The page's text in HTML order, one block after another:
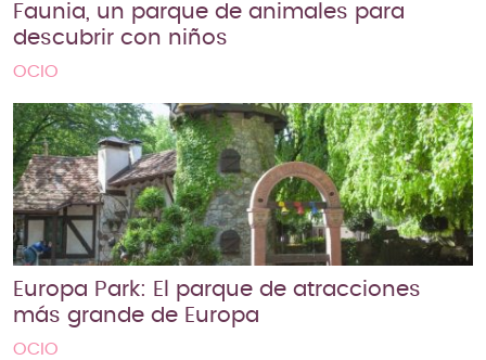
Faunia, un parque de animales para
descubrir con niños
OCIO
Europa Park: El parque de atracciones
más grande de Europa
OCIO